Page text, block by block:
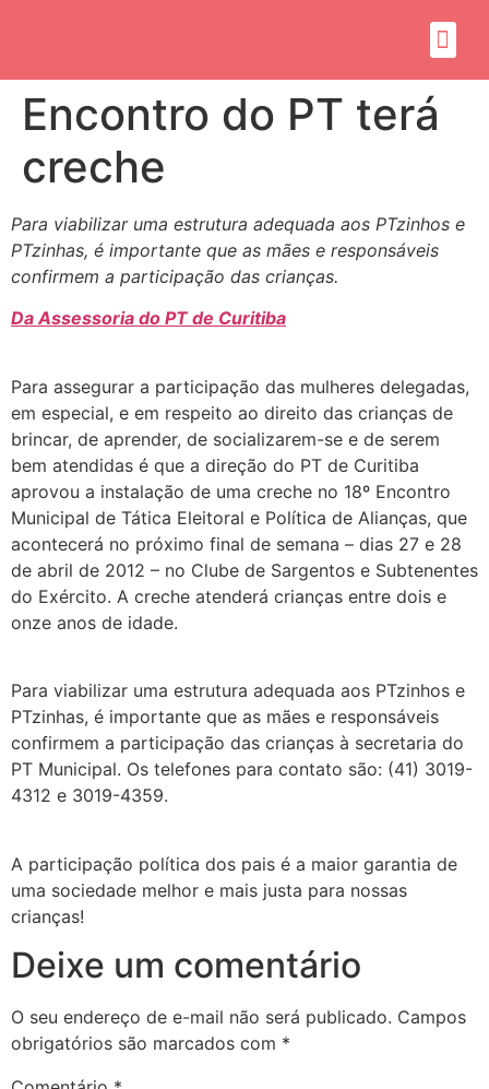
Encontro do PT terá
creche
Para viabilizar uma estrutura adequada aos PTzinhos e
PTzinhas, é importante que as mães e responsáveis
confirmem a participação das crianças.
Da Assessoria do PT de Curitiba
Para assegurar a participação das mulheres delegadas,
em especial, e em respeito ao direito das crianças de
brincar, de aprender, de socializarem-se e de serem
bem atendidas é que a direção do PT de Curitiba
aprovou a instalação de uma creche no 18º Encontro
Municipal de Tática Eleitoral e Política de Alianças, que
acontecerá no próximo final de semana – dias 27 e 28
de abril de 2012 – no Clube de Sargentos e Subtenentes
do Exército. A creche atenderá crianças entre dois e
onze anos de idade.
Para viabilizar uma estrutura adequada aos PTzinhos e
PTzinhas, é importante que as mães e responsáveis
confirmem a participação das crianças à secretaria do
PT Municipal. Os telefones para contato são: (41) 3019-
4312 e 3019-4359.
A participação política dos pais é a maior garantia de
uma sociedade melhor e mais justa para nossas
crianças!
Deixe um comentário
O seu endereço de e-mail não será publicado. Campos
obrigatórios são marcados com *